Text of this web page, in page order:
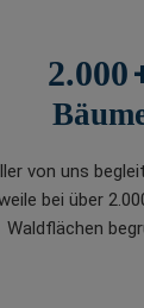
2.000
von uns
bei über
Waldflächen